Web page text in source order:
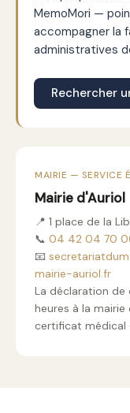
MemoMori —
accompagner la
administratives
Rechercher
MAIRIE — SERVICE
Mairie d'Auriol
📍 1 place de la
📞 04 42 04 70
📧
mairie-auriol.fr
La déclaration
heures à la
certificat médical